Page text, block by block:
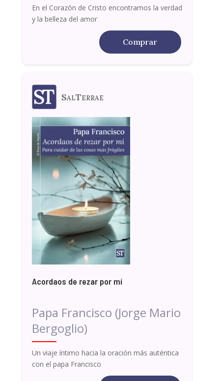
En el Corazón de Cristo encontramos la verdad
y la belleza del amor
Comprar
SalTerrae
Acordaos de rezar por mí
Papa Francisco (Jorge Mario
Bergoglio)
Un viaje íntimo hacia la oración más auténtica
con el papa Francisco